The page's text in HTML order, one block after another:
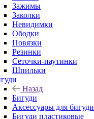
Зажимы
Заколки
Невидимки
Ободки
Повязки
Резинки
Сеточки-паутинки
Шпильки
Назад
Бигуди
Аксессуары для бигуди
Бигуди пластиковые